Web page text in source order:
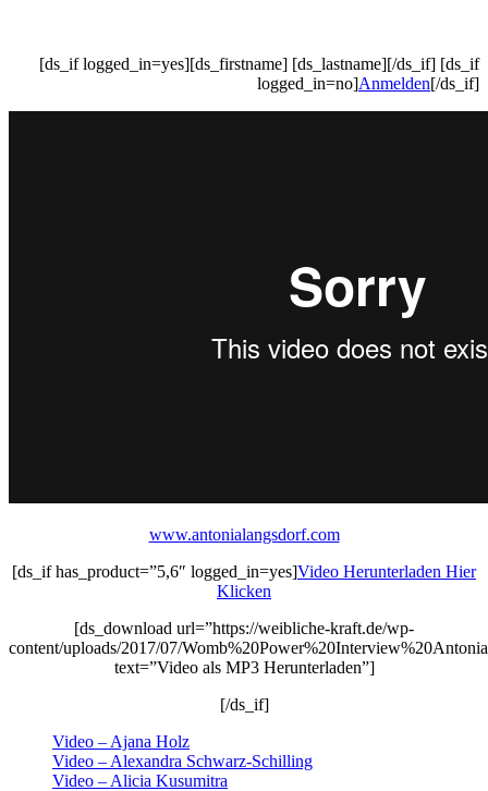
[ds_if logged_in=yes][ds_firstname] [ds_lastname][/ds_if] [ds_if
logged_in=no]Anmelden[/ds_if]
www.antonialangsdorf.com
[ds_if has_product=”5,6″ logged_in=yes]Video Herunterladen Hier
Klicken
[ds_download url=”https://weibliche-kraft.de/wp-
content/uploads/2017/07/
text=”Video als MP3 Herunterladen”]
[/ds_if]
Video – Ajana Holz
Video – Alexandra Schwarz-Schilling
Video – Alicia Kusumitra